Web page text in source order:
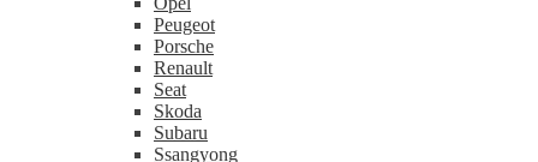
Peugeot
Porsche
Renault
Seat
Skoda
Subaru
Ssangyong